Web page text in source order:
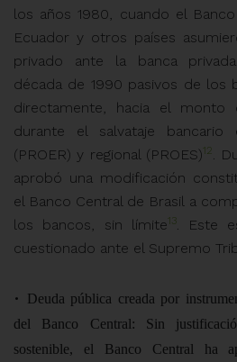
los años 1980, cuando el
Ecuador y otros países
privado ante la banca
década de 1990 pasivos de los
directamente, hacia el monto
durante el salvataje
(PROER) y regional (PROES)12.
aprobó una modificación
el Banco Central de Brasil a
los bancos, sin límite13. Este
cuestionado ante el Supremo
•
Deuda pública creada por
del Banco Central: Sin
sostenible, el Banco Central ha